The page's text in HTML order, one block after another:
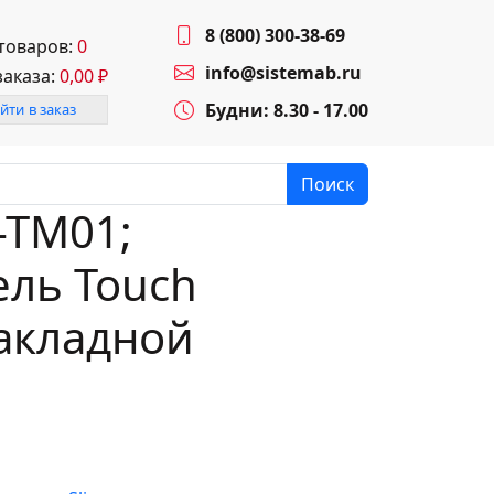
0
0,00₽
в заказ
8 (800) 300-38-69
info@sistemab.ru
Будни: 8.30 - 17.00
Поиск
Touch